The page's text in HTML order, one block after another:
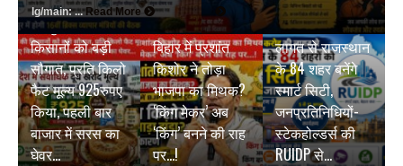
lg/main: ... Read More
जयपुर डेयरी की
किसानों को बड़ी
सौगात, प्रति किलो
फैट मूल्य 925रुपए
किया, पहली बार
बाजार में सरस का
घेवर…
BREAKING NEWS
बिहार में प्रशांत
किशोर ने तोड़ा
भाजपा का मिथक?
‘किंग मेकर’ अब
‘किंग’ बनने की राह
पर…!
₹9500 करोड़ की
लागत से राजस्थान
के 84 शहर बनेंगे
स्मार्ट सिटी,
जनप्रतिनिधियों-
स्टेकहोल्डर्स की
RUIDP से…